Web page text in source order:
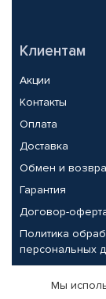
Клиентам
Акции
Контакты
Оплата
Доставка
Обмен и
Гарантия
Договор-
Политика
персональных
Партнерам
Мы